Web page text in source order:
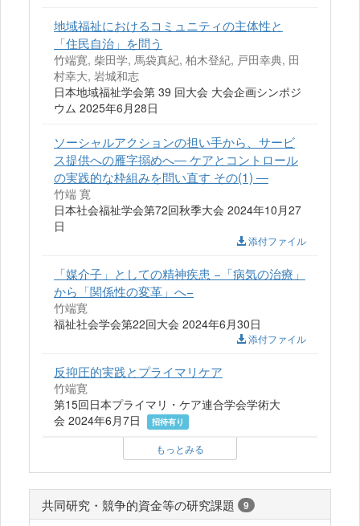
地域福祉におけるコミュニティの主体性と
「住民自治」を問う
竹端寛, 柴田学, 馬袋真紀, 柏木登紀, 戸田幸典, 田
村幸大, 岩城和志
日本地域福祉学会第 39 回大会 大会企画シンポジ
ウム 2025年6月28日
ソーシャルアクションの担い手から、サービ
ス提供への雁字搦めへ― ケアとコントロール
の実践的な枠組みを問い直す その(1) ―
竹端 寛
日本社会福祉学会第72回秋季大会 2024年10月27
日
添付ファイル
「媒介子」としての精神疾患 −「病気の治療」
から「関係性の変革」へ−
竹端寛
福祉社会学会第22回大会 2024年6月30日
添付ファイル
反抑圧的実践とプライマリケア
竹端寛
第15回日本プライマリ・ケア連合学会学術大
会 2024年6月7日
招待有り
もっとみる
共同研究・競争的資金等の研究課題 9